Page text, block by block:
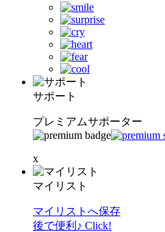
サポート
プレミアムサポーター
x
マイリスト
マイリストへ保存
後で便利♪ Click!